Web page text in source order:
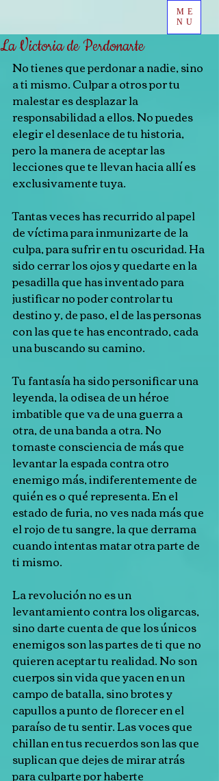
ME
NU
La Victoria de Perdonarte
No tienes que perdonar a nadie, sino
a ti mismo. Culpar a otros por tu
malestar es desplazar la
responsabilidad a ellos. No puedes
elegir el desenlace de tu historia,
pero la manera de aceptar las
lecciones que te llevan hacia allí es
exclusivamente tuya.
Tantas veces has recurrido al papel
de víctima para inmunizarte de la
culpa, para sufrir en tu oscuridad. Ha
sido cerrar los ojos y quedarte en la
pesadilla que has inventado para
justificar no poder controlar tu
destino y, de paso, el de las personas
con las que te has encontrado, cada
una buscando su camino.
Tu fantasía ha sido personificar una
leyenda, la odisea de un héroe
imbatible que va de una guerra a
otra, de una banda a otra. No
tomaste consciencia de más que
levantar la espada contra otro
enemigo más, indiferentemente de
quién es o qué representa. En el
estado de furia, no ves nada más que
el rojo de tu sangre, la que derrama
cuando intentas matar otra parte de
ti mismo.
La revolución no es un
levantamiento contra los oligarcas,
sino darte cuenta de que los únicos
enemigos son las partes de ti que no
quieren aceptar tu realidad. No son
cuerpos sin vida que yacen en un
campo de batalla, sino brotes y
capullos a punto de florecer en el
paraíso de tu sentir. Las voces que
chillan en tus recuerdos son las que
suplican que dejes de mirar atrás
para culparte por haberte